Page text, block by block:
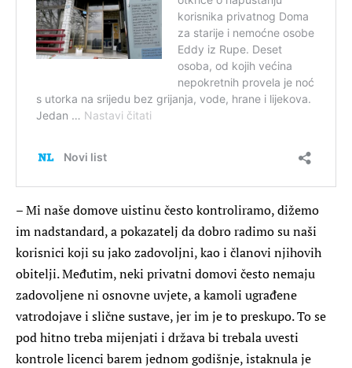
– Mi naše domove uistinu često kontroliramo, dižemo
im nadstandard, a pokazatelj da dobro radimo su naši
korisnici koji su jako zadovoljni, kao i članovi njihovih
obitelji. Međutim, neki privatni domovi često nemaju
zadovoljene ni osnovne uvjete, a kamoli ugrađene
vatrodojave i slične sustave, jer im je to preskupo. To se
pod hitno treba mijenjati i država bi trebala uvesti
kontrole licenci barem jednom godišnje, istaknula je